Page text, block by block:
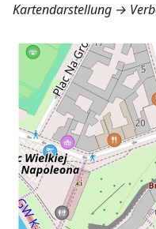
Kartendarstellung →